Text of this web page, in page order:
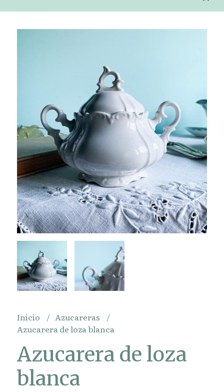
Inicio
Azucareras
Azucarera de loza blanca
Azucarera de loza
blanca